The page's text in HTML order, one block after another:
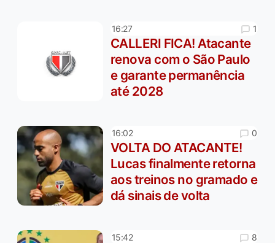
16:27 1
CALLERI FICA! Atacante
renova com o São Paulo
e garante permanência
até 2028
16:02 0
VOLTA DO ATACANTE!
Lucas finalmente retorna
aos treinos no gramado e
dá sinais de volta
15:42 8